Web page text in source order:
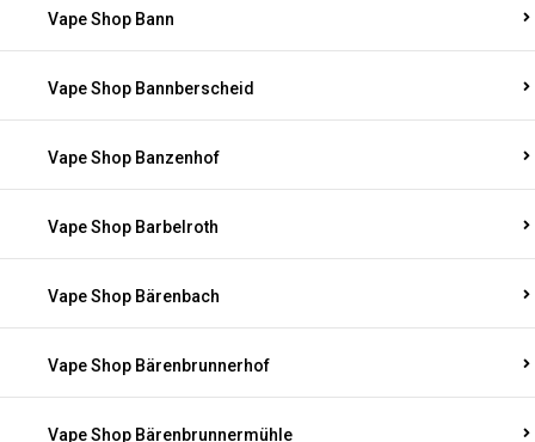
Vape Shop Bann
Vape Shop Bannberscheid
Vape Shop Banzenhof
Vape Shop Barbelroth
Vape Shop Bärenbach
Vape Shop Bärenbrunnerhof
Vape Shop Bärenbrunnermühle